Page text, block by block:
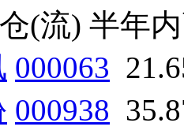
(流) 半年
000063
000938